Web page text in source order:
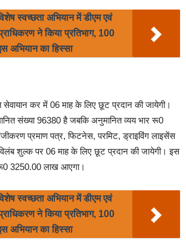
स्वच्छता अभियान में डीएम एवं
ने किया प्रतिभाग, 100
अभियान का हिस्सा
सेवायान कर में 06 माह के लिए छूट प्रदान की जायेगी।
संख्या 96380 है जबकि अनुमानित व्यय भार रू0
प्रमाण पत्र, फिटनेस, परमिट, ड्राइविंग लाइसेंस
शुल्क पर 06 माह के लिए छूट प्रदान की जायेगी। इस
3250.00 लाख आएगा।
स्वच्छता अभियान में डीएम एवं
ने किया प्रतिभाग, 100
अभियान का हिस्सा